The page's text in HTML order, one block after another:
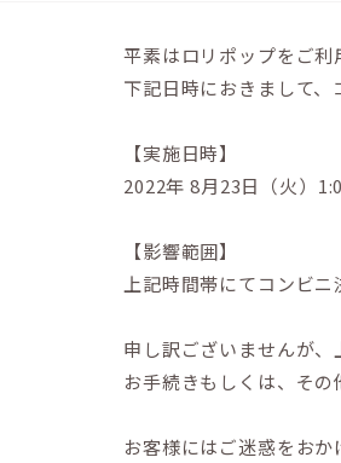
平素はロリポップをご利
下記日時におきまして、
【実施日時】
2022年 8月23日（火）
【影響範囲】
上記時間帯にてコンビ
申し訳ございませんが
お手続きもしくは、その
お客様にはご迷惑をお